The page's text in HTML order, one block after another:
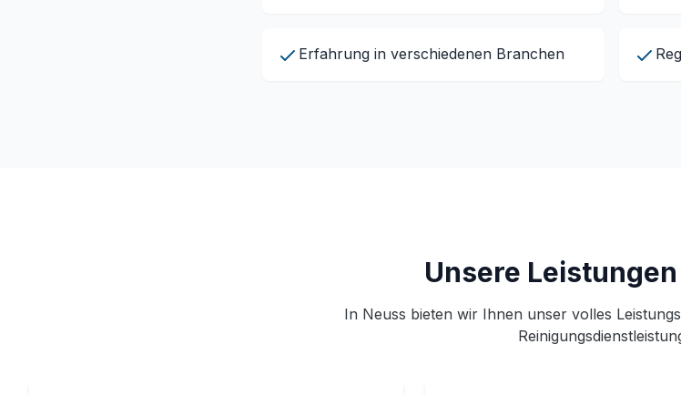
Erfahrung in verschiedenen Branchen
Unsere
In Neuss bieten wir Ihnen unser volles